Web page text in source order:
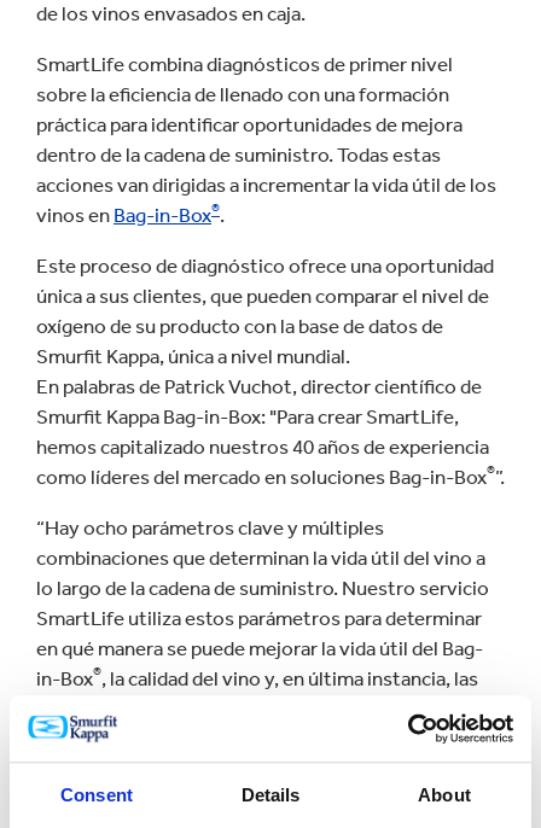
Consent Details About
de los vinos envasados en caja.
SmartLife combina diagnósticos de primer nivel
sobre la eficiencia de llenado con una formación
práctica para identificar oportunidades de mejora
dentro de la cadena de suministro. Todas estas
acciones van dirigidas a incrementar la vida útil de los
vinos en Bag-in-Box®.
Este proceso de diagnóstico ofrece una oportunidad
única a sus clientes, que pueden comparar el nivel de
oxígeno de su producto con la base de datos de
Smurfit Kappa, única a nivel mundial.
En palabras de Patrick Vuchot, director científico de
Smurfit Kappa Bag-in-Box: "Para crear SmartLife,
hemos capitalizado nuestros 40 años de experiencia
como líderes del mercado en soluciones Bag-in-Box®”.
“Hay ocho parámetros clave y múltiples
combinaciones que determinan la vida útil del vino a
lo largo de la cadena de suministro. Nuestro servicio
SmartLife utiliza estos parámetros para determinar
en qué manera se puede mejorar la vida útil del Bag-
in-Box®, la calidad del vino y, en última instancia, las
ventas".
El proceso de SmartLife se basa en tres etapas clave.
Smurfit Kappa trabaja primero con el cliente para